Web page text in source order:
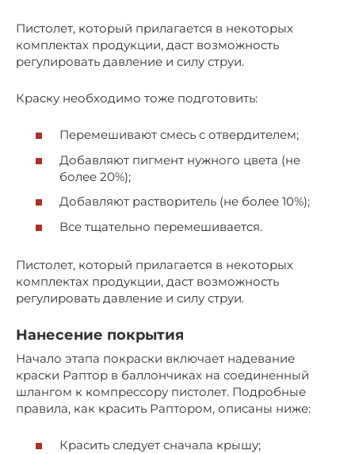
Пистолет, который прилагается в некоторых
комплектах продукции, даст возможность
регулировать давление и силу струи.
Краску необходимо тоже подготовить:
Перемешивают смесь с отвердителем;
Добавляют пигмент нужного цвета (не
более 20%);
Добавляют растворитель (не более 10%);
Все тщательно перемешивается.
Пистолет, который прилагается в некоторых
комплектах продукции, даст возможность
регулировать давление и силу струи.
Нанесение покрытия
Начало этапа покраски включает надевание
краски Раптор в баллончиках на соединенный
шлангом к компрессору пистолет. Подробные
правила, как красить Раптором, описаны ниже:
Красить следует сначала крышу;